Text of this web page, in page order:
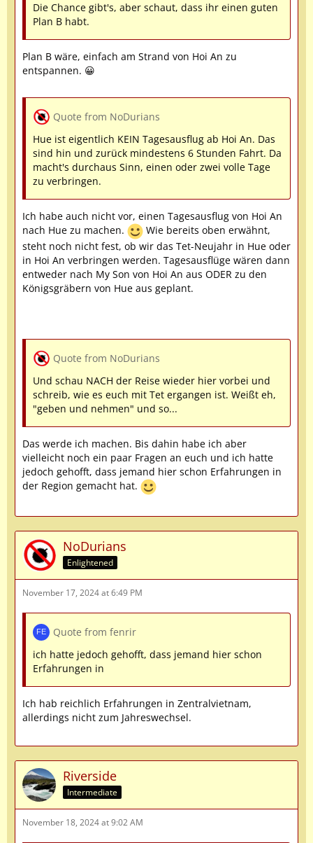
Die Chance gibt's, aber schaut, dass ihr einen guten
Plan B habt.
Plan B wäre, einfach am Strand von Hoi An zu
entspannen. 😀
Quote from NoDurians
Hue ist eigentlich KEIN Tagesausflug ab Hoi An. Das
sind hin und zurück mindestens 6 Stunden Fahrt. Da
macht's durchaus Sinn, einen oder zwei volle Tage
zu verbringen.
Ich habe auch nicht vor, einen Tagesausflug von Hoi An
nach Hue zu machen.
Wie bereits oben erwähnt,
steht noch nicht fest, ob wir das Tet-Neujahr in Hue oder
in Hoi An verbringen werden. Tagesausflüge wären dann
entweder nach My Son von Hoi An aus ODER zu den
Königsgräbern von Hue aus geplant.
Quote from NoDurians
Und schau NACH der Reise wieder hier vorbei und
schreib, wie es euch mit Tet ergangen ist. Weißt eh,
"geben und nehmen" und so...
Das werde ich machen. Bis dahin habe ich aber
vielleicht noch ein paar Fragen an euch und ich hatte
jedoch gehofft, dass jemand hier schon Erfahrungen in
der Region gemacht hat.
NoDurians
Enlightened
November 17, 2024 at 6:49 PM
Quote from fenrir
ich hatte jedoch gehofft, dass jemand hier schon
Erfahrungen in
Ich hab reichlich Erfahrungen in Zentralvietnam,
allerdings nicht zum Jahreswechsel.
Riverside
Intermediate
November 18, 2024 at 9:02 AM